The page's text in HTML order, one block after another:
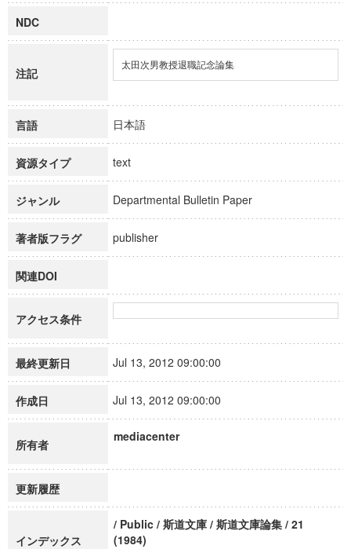
NDC
注記
太田次男教授退職記念論集
言語 日本語
資源タイプ text
ジャンル Departmental Bulletin Paper
著者版フラグ publisher
関連DOI
アクセス条件
最終更新日 Jul 13, 2012 09:00:00
作成日 Jul 13, 2012 09:00:00
所有者
mediacenter
更新履歴
インデックス
/ Public / 斯道文庫 / 斯道文庫論集 / 21
(1984)